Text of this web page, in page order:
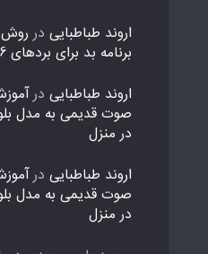
اروند طباطبایی در
برنامه بد برای بردهای ESP8266
اروند طباطبایی در
در منزل
اروند طباطبایی در
در منزل